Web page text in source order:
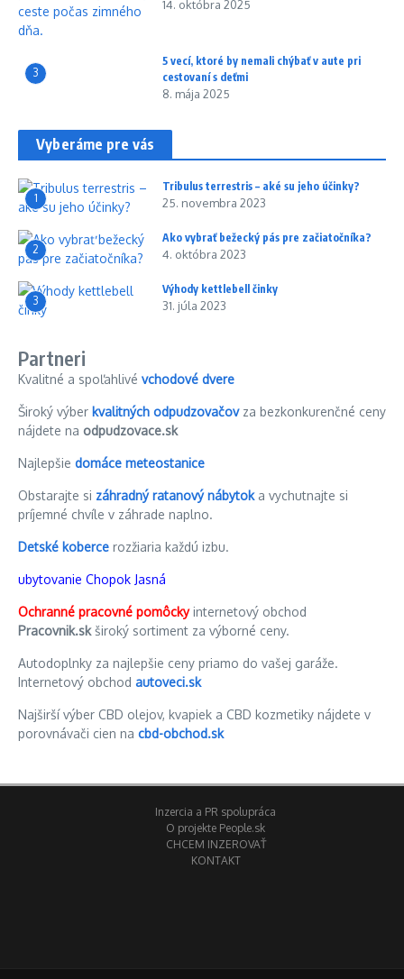
14. októbra 2025
3
5 vecí, ktoré by nemali chýbať v aute pri
cestovaní s deťmi
8. mája 2025
Vyberáme pre vás
1
Tribulus terrestris – aké su jeho účinky?
25. novembra 2023
2
Ako vybrať bežecký pás pre začiatočníka?
4. októbra 2023
3
Výhody kettlebell činky
31. júla 2023
Partneri
Kvalitné a spoľahlivé vchodové dvere
Široký výber kvalitných odpudzovačovza bezkonkurenčné ceny
nájdete na odpudzovace.sk
Najlepšie domáce meteostanice
Obstarajte si záhradný ratanový nábytoka vychutnajte si
príjemné chvíle v záhrade naplno.
Detské koberce rozžiaria každú izbu.
ubytovanie Chopok Jasná
Ochranné pracovné pomôckyinternetový obchod
Pracovnik.skširoký sortiment za výborné ceny.
Autodoplnky za najlepšie ceny priamo do vašej garáže.
Internetový obchod autoveci.sk
Najširší výber CBD olejov, kvapiek a CBD kozmetiky nájdete v
porovnávači cien na cbd-obchod.sk
Inzercia a PR spolupráca
O projekte People.sk
CHCEM INZEROVAŤ
KONTAKT